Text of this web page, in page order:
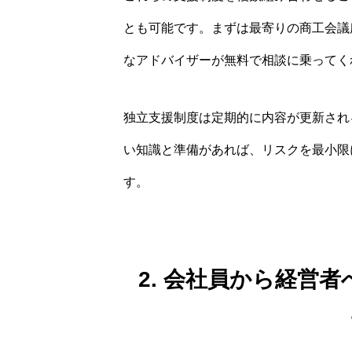
とも可能です。まずは最寄りの商工会
なアドバイザーが無料で相談に乗って
独立支援制度は定期的に内容が更新さ
い知識と準備があれば、リスクを最小
す。
2. 会社員から経営者